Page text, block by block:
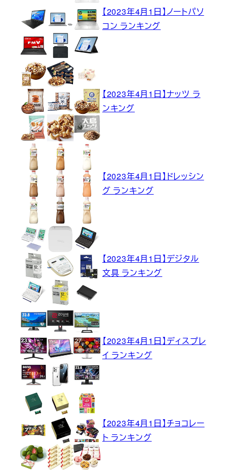
【2023年4月1日】ノートパソ
コン ランキング
【2023年4月1日】ナッツ ラ
ンキング
【2023年4月1日】ドレッシン
グ ランキング
【2023年4月1日】デジタル
文具 ランキング
【2023年4月1日】ディスプレ
イ ランキング
【2023年4月1日】チョコレー
ト ランキング